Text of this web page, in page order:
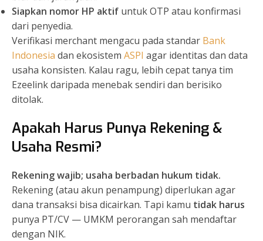
Siapkan nomor HP aktif untuk OTP atau konfirmasi
dari penyedia.
Verifikasi merchant mengacu pada standar Bank
Indonesia dan ekosistem ASPI agar identitas dan data
usaha konsisten. Kalau ragu, lebih cepat tanya tim
Ezeelink daripada menebak sendiri dan berisiko
ditolak.
Apakah Harus Punya Rekening &
Usaha Resmi?
Rekening wajib; usaha berbadan hukum tidak.
Rekening (atau akun penampung) diperlukan agar
dana transaksi bisa dicairkan. Tapi kamu tidak harus
punya PT/CV — UMKM perorangan sah mendaftar
dengan NIK.